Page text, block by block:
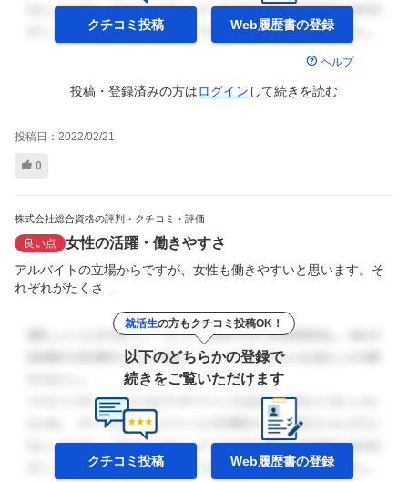
クチコミ投稿 Web履歴書の登録
ヘルプ
投稿・登録済みの方はログイン して続きを読む
投稿日： 2022/02/21
0
株式会社総合資格の評判・クチコミ・評価
良い点 女性の活躍・働きやすさ
アルバイトの立場からですが、女性も働きやすいと思います。そ
れぞれがたくさ...
就活生の方もクチコミ投稿OK！
以下のどちらかの登録で
続きをご覧いただけます
クチコミ投稿 Web履歴書の登録